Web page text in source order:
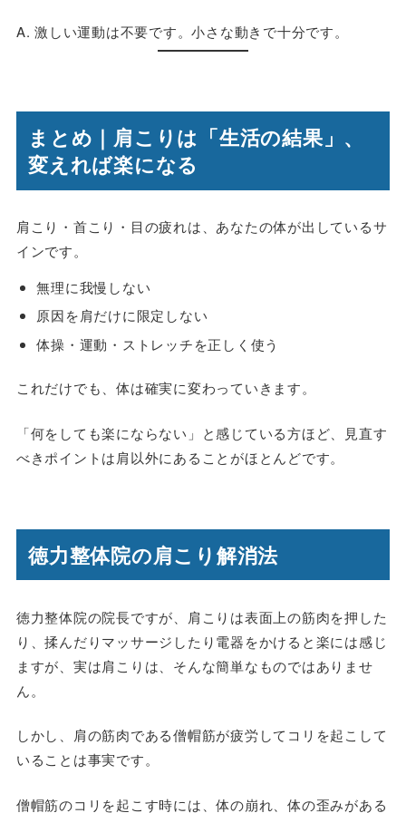
A. 激しい運動は不要です。小さな動きで十分です。
まとめ｜肩こりは「生活の結果」、
変えれば楽になる
肩こり・首こり・目の疲れは、あなたの体が出しているサ
インです。
無理に我慢しない
原因を肩だけに限定しない
体操・運動・ストレッチを正しく使う
これだけでも、体は確実に変わっていきます。
「何をしても楽にならない」と感じている方ほど、
見直す
べきポイントは肩以外にあるこ とがほとんどです。
徳力整体院の肩こり解消法
徳力整体院の院長ですが、肩こりは表面上の筋肉を押した
り、揉んだりマッサージしたり電器をかけると楽には感じ
ますが、実は肩こりは、そんな簡単なものではありませ
ん。
しかし、肩の筋肉である僧帽筋が疲労してコリを起こして
いることは事実です。
僧帽筋のコリを起こす時には、体の崩れ、体の歪みがある